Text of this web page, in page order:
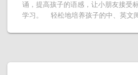
诵，提高孩子的语感，让小朋友接受
学习。 轻松地培养孩子的中、英文